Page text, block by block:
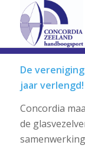
De
jaar verlengd!
Concordia
de